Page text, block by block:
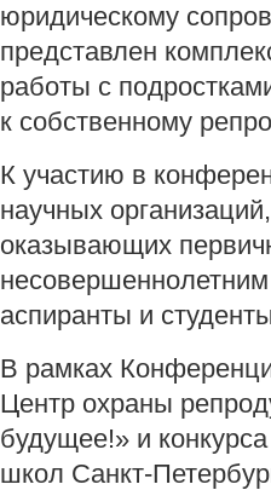
юридическому
представлен
работы с
к собственному
К участию в
научных
оказывающих
аспиранты и
В рамках
Центр охраны
будущее!» и
школ Санкт-